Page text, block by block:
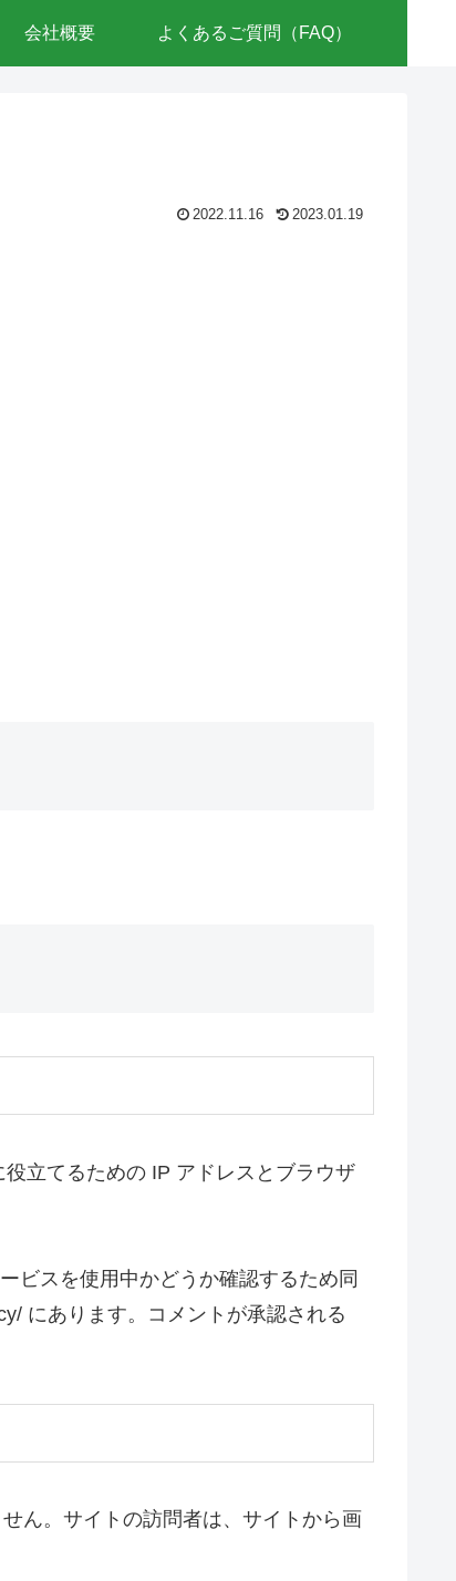
会社概要 よくあるご質問（FAQ）
2022.11.16 2023.01.19
立てるための IP アドレスとブラウザ
ビスを使用中かどうか確認するため同
にあります。コメントが承認される
ん。サイトの訪問者は、サイトから画